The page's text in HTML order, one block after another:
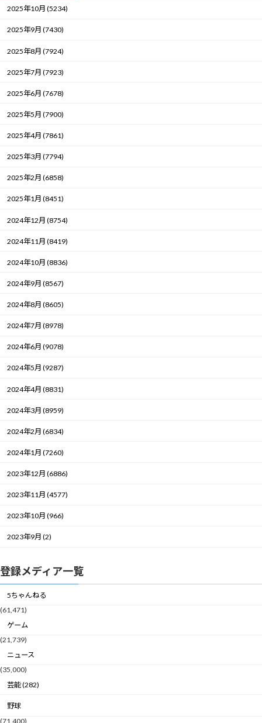
2025年10月 (5234)
2025年9月 (7430)
2025年8月 (7924)
2025年7月 (7923)
2025年6月 (7678)
2025年5月 (7900)
2025年4月 (7861)
2025年3月 (7794)
2025年2月 (6858)
2025年1月 (8451)
2024年12月 (8754)
2024年11月 (8419)
2024年10月 (8836)
2024年9月 (8567)
2024年8月 (8605)
2024年7月 (8978)
2024年6月 (9078)
2024年5月 (9287)
2024年4月 (8831)
2024年3月 (8959)
2024年2月 (6834)
2024年1月 (7260)
2023年12月 (6886)
2023年11月 (4577)
2023年10月 (966)
2023年9月 (2)
登録メディア一覧
5ちゃんねる
(61,471)
ゲーム
(21,739)
ニュース
(35,000)
芸能 (282)
野球
(71,400)